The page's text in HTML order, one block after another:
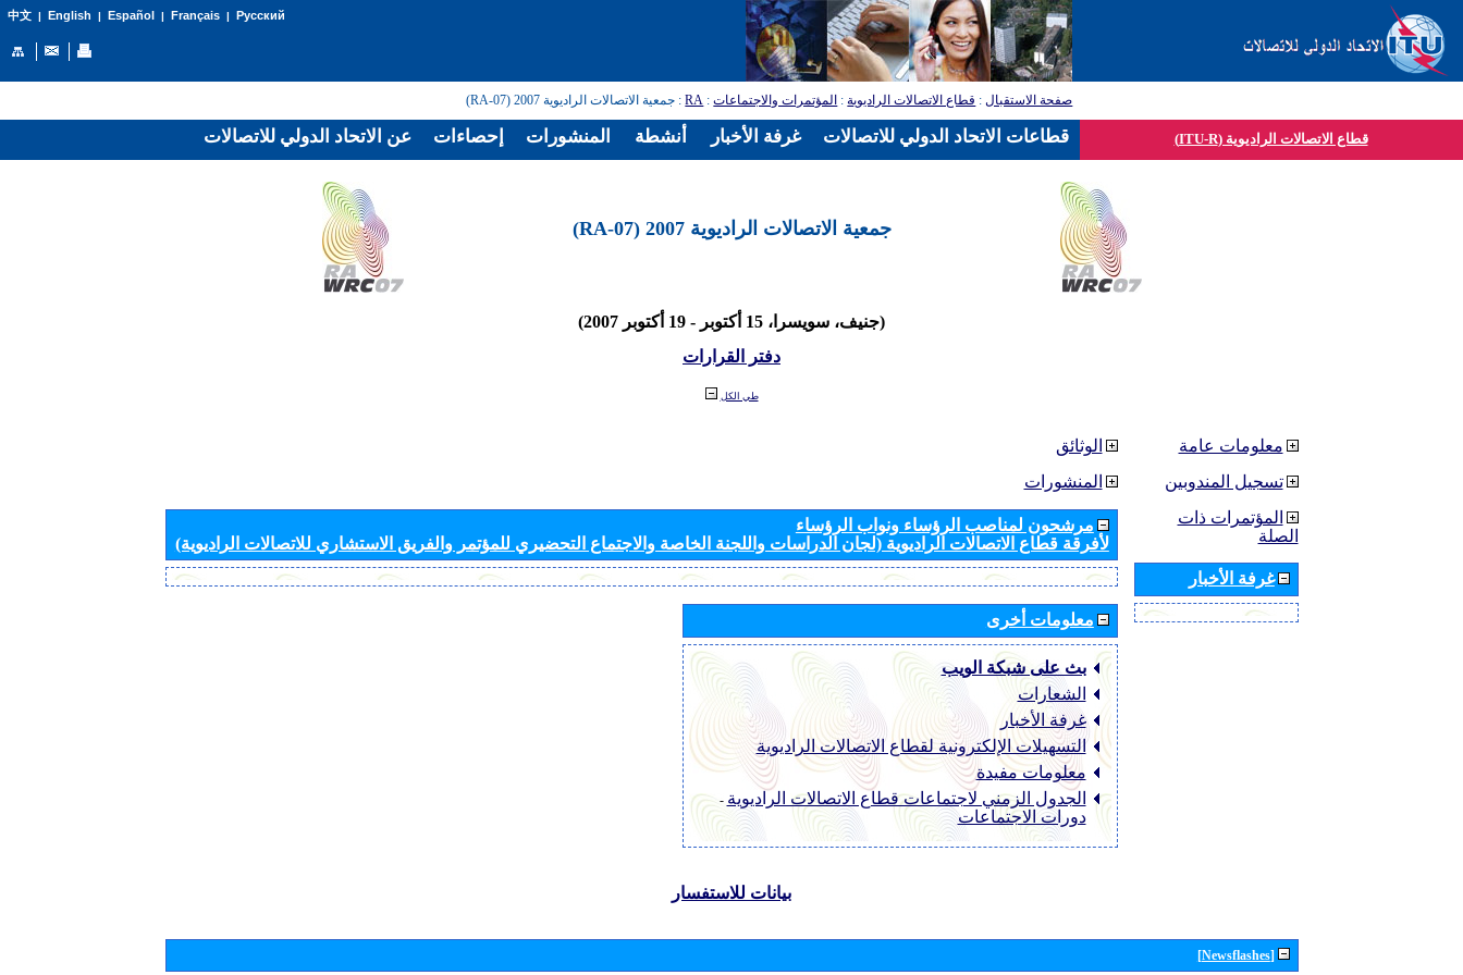
中文| English | Español | Français| Русский
صفحة الاستقبال: قطاع الاتصالات الراديوية: المؤتمرات والاجتماعات:
RA: جمعية الاتصالات الراديوية 2007 (RA-07)
قطاع الاتصالات الراديوية (ITU-R)
جمعية الاتصالات الراديوية 2007 (RA-07)
(جنيف، سويسرا، 15 أكتوبر - 19 أكتوبر 2007)
دفتر القرارات
طي الكل
الوثائق
المنشورات
مرشحون لمناصب الرؤساء ونواب الرؤساء
لأفرقة قطاع الاتصالات الراديوية (لجان الدراسات واللجنة الخاصة والاجتماع التحضيري للمؤتمر والفريق الاستشاري للاتصالات الراديوية)
معلومات أخرى
بث على شبكة الويب
الشعارات
غرفة الأخبار
التسهيلات الإلكترونية لقطاع الاتصالات الراديوية
معلومات مفيدة
الجدول الزمني لاجتماعات قطاع الاتصالات الراديوية -
دورات الاجتماعات
معلومات عامة
تسجيل المندوبين
المؤتمرات ذات
الصلة
غرفة الأخبار
بيانات للاستفسار
[Newsflashes]
عن الاتحاد الدولي للاتصالات إحصاءات المنشورات أنشطة غرفة الأخبار قطاعات الاتحاد الدولي للاتصالات